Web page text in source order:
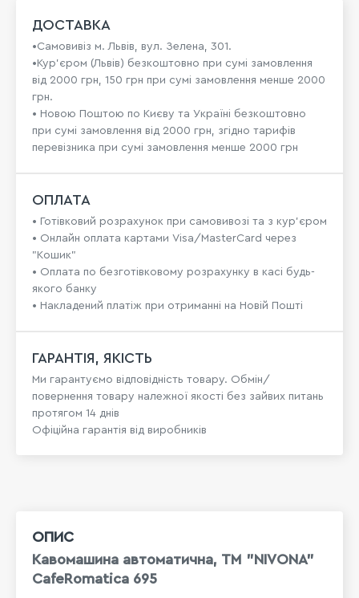
ДОСТАВКА
•Самовивіз м. Львів, вул. Зелена, 301.
•Кур'єром (Львів) безкоштовно при сумі замовлення
від 2000 грн, 150 грн при сумі замовлення менше 2000
грн.
• Новою Поштою по Києву та Україні безкоштовно
при сумі замовлення від 2000 грн, згідно тарифів
перевізника при сумі замовлення менше 2000 грн
ОПЛАТА
• Готівковий розрахунок при самовивозі та з кур’єром
• Онлайн оплата картами Visa/MasterCard через
"Кошик"
• Оплата по безготівковому розрахунку в касі будь-
якого банку
• Накладений платіж при отриманні на Новій Пошті
ГАРАНТІЯ, ЯКІСТЬ
Ми гарантуємо відповідність товару. Обмін/
повернення товару належної якості без зайвих питань
протягом 14 днів
Офіційна гарантія від виробників
ОПИС
Кавомашина автоматична, ТМ "NIVONA"
CafeRomatica 695